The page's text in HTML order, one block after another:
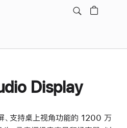
Display
支持桌上视角功能的 1200 万